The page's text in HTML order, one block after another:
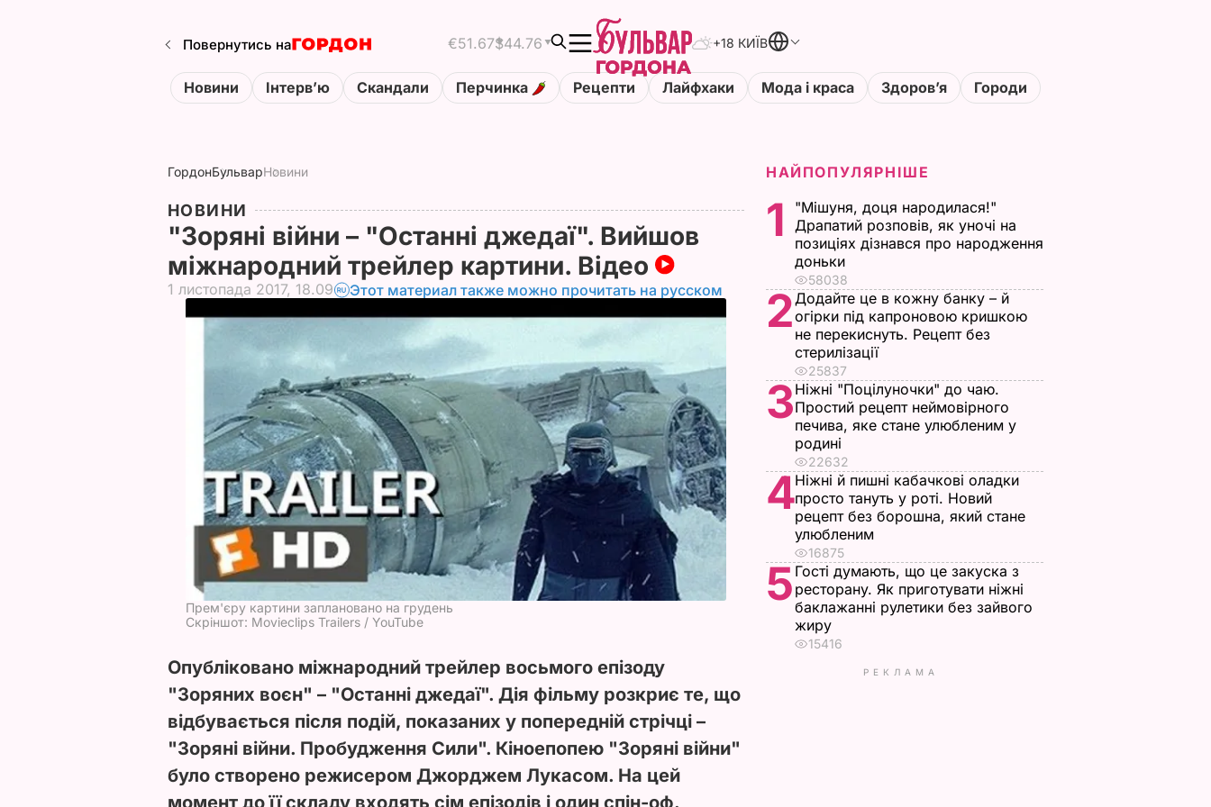
Повернутись на €51.67$44.76 +18 КИЇВ
Новини Інтервʼю Скандали Перчинка Рецепти Лайфхаки Мода і краса Здоровʼя Городи
ГордонБульварНовини
НОВИНИ
"Зоряні війни – "Останні джедаї". Вийшов
міжнародний трейлер картини. Відео
1 листопада 2017, 18.09 Этот материал также можно прочитать на русском
Прем'єру картини заплановано на грудень
Скріншот: Movieclips Trailers / YouTube
Опубліковано міжнародний трейлер восьмого епізоду
"Зоряних воєн" – "Останні джедаї". Дія фільму розкриє те, що
відбувається після подій, показаних у попередній стрічці –
"Зоряні війни. Пробудження Сили". Кіноепопею "Зоряні війни"
було створено режисером Джорджем Лукасом. На цей
момент до її складу входять сім епізодів і один спін-оф.
НАЙПОПУЛЯРНІШЕ
1
"Мішуня, доця народилася!"
Драпатий розповів, як уночі на
позиціях дізнався про народження
доньки
58038
2Додайте це в кожну банку – й
огірки під капроновою кришкою
не перекиснуть. Рецепт без
стерилізації
25837
3Ніжні "Поцілуночки" до чаю.
Простий рецепт неймовірного
печива, яке стане улюбленим у
родині
22632
4Ніжні й пишні кабачкові оладки
просто тануть у роті. Новий
рецепт без борошна, який стане
улюбленим
16875
5 Гості думають, що це закуска з
ресторану. Як приготувати ніжні
баклажанні рулетики без зайвого
жиру
15416
РЕКЛАМА